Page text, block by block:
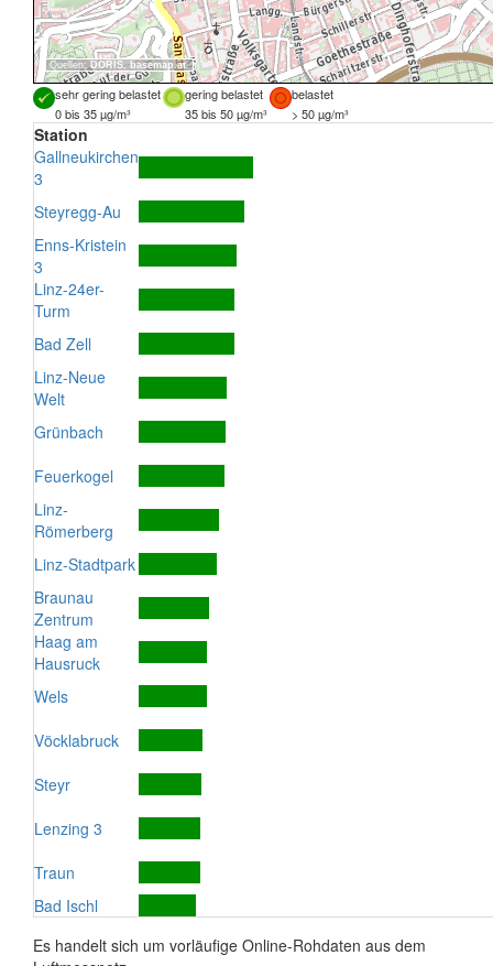
Quellen:DORIS, basemap.at
sehr gering belastet gering belastet
belastet
0 bis 35 µg/m³
35 bis 50 µg/m³ > 50 µg/m³
Station
Gallneukirchen
3
Steyregg-Au
Enns-Kristein
3
Linz-24er-
Turm
Bad Zell
Linz-Neue
Welt
Grünbach
Feuerkogel
Linz-
Römerberg
Linz-Stadtpark
Braunau
Zentrum
Haag am
Hausruck
Wels
Vöcklabruck
Steyr
Lenzing 3
Traun
Bad Ischl
Es handelt sich um vorläufige Online-Rohdaten aus dem